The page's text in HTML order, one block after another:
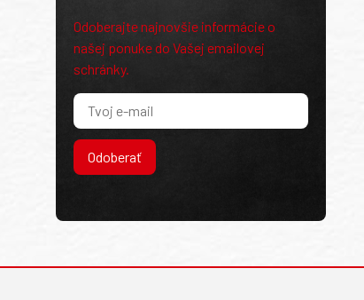
Odoberajte najnovšie informácie o
našej ponuke do Vašej emailovej
schránky.
Odoberať